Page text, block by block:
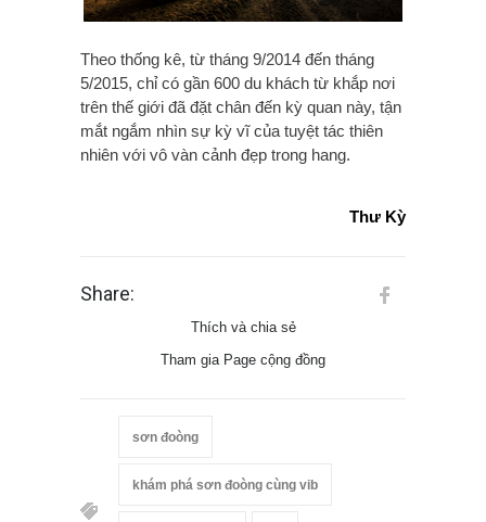
Theo thống kê, từ tháng 9/2014 đến tháng
5/2015, chỉ có gần 600 du khách từ khắp nơi
trên thế giới đã đặt chân đến kỳ quan này, tận
mắt ngắm nhìn sự kỳ vĩ của tuyệt tác thiên
nhiên với vô vàn cảnh đẹp trong hang.
Thư Kỳ
Share:
Thích và chia sẻ
Tham gia Page cộng đồng
sơn đoòng
khám phá sơn đoòng cùng vib